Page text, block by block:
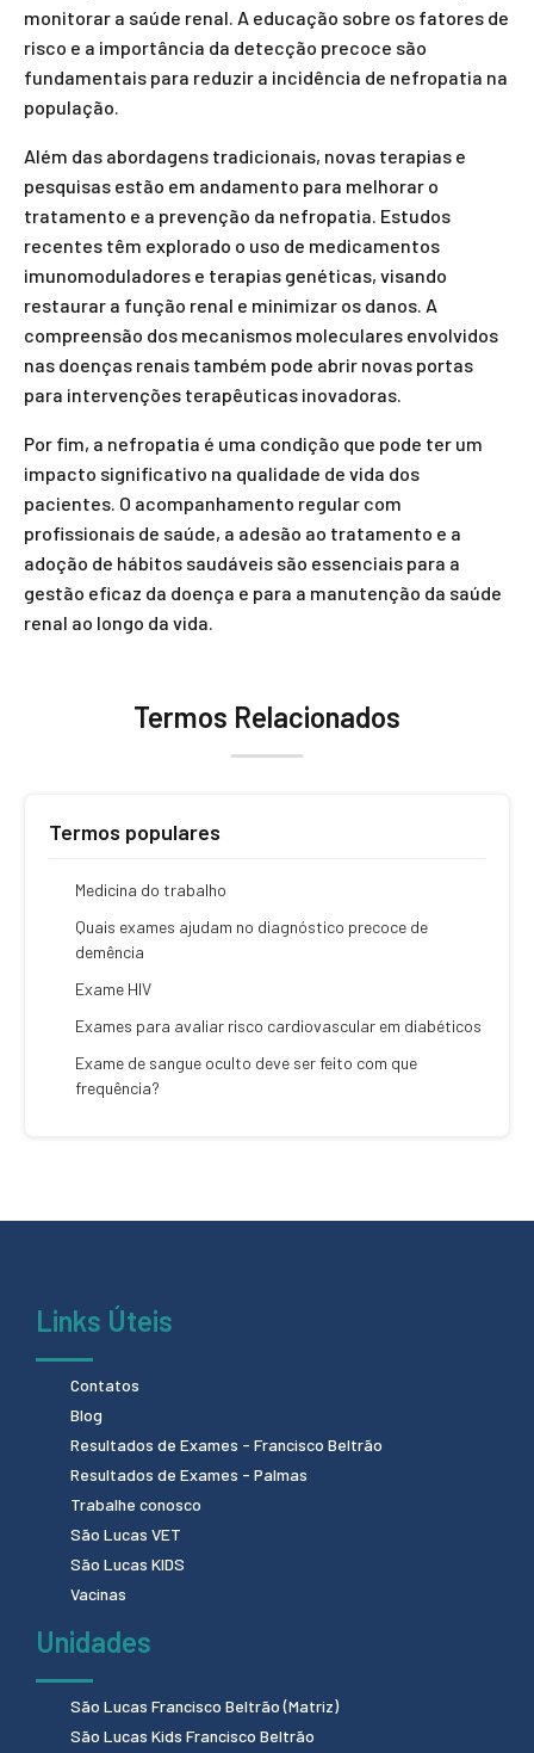
monitorar a saúde renal. A educação sobre os fatores de
risco e a importância da detecção precoce são
fundamentais para reduzir a incidência de nefropatia na
população.
Além das abordagens tradicionais, novas terapias e
pesquisas estão em andamento para melhorar o
tratamento e a prevenção da nefropatia. Estudos
recentes têm explorado o uso de medicamentos
imunomoduladores e terapias genéticas, visando
restaurar a função renal e minimizar os danos. A
compreensão dos mecanismos moleculares envolvidos
nas doenças renais também pode abrir novas portas
para intervenções terapêuticas inovadoras.
Por fim, a nefropatia é uma condição que pode ter um
impacto significativo na qualidade de vida dos
pacientes. O acompanhamento regular com
profissionais de saúde, a adesão ao tratamento e a
adoção de hábitos saudáveis são essenciais para a
gestão eficaz da doença e para a manutenção da saúde
renal ao longo da vida.
Termos Relacionados
Termos populares
Medicina do trabalho
Quais exames ajudam no diagnóstico precoce de
demência
Exame HIV
Exames para avaliar risco cardiovascular em diabéticos
Exame de sangue oculto deve ser feito com que
frequência?
Links Úteis
Contatos
Blog
Resultados de Exames - Francisco Beltrão
Resultados de Exames - Palmas
Trabalhe conosco
São Lucas VET
São Lucas KIDS
Vacinas
Unidades
São Lucas Francisco Beltrão (Matriz)
São Lucas Kids Francisco Beltrão